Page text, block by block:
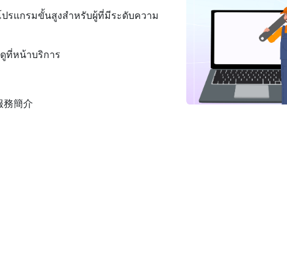
รแกรมขั้นสูงสำหรับผู้ที่มีระดับความ
ที่หน้าบริการ
務簡介